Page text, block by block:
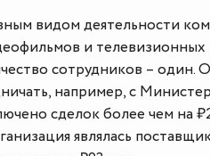
видом деятельности
и телевизионных
сотрудников – один.
например, с
сделок более чем на
являлась